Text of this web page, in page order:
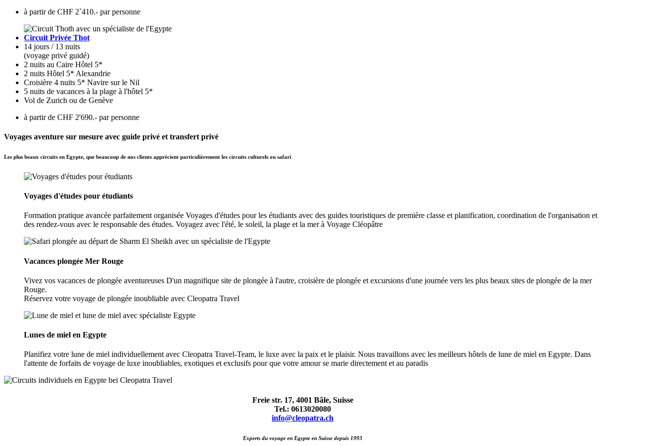
à partir de CHF 2`410.- par personne
Circuit Privée Thot
14 jours / 13 nuits
(voyage privé guidé)
2 nuits au Caire Hôtel 5*
2 nuits Hôtel 5* Alexandrie
Croisière 4 nuits 5* Navire sur le Nil
5 nuits de vacances à la plage à l'hôtel 5*
Vol de Zurich ou de Genève
à partir de CHF 2'690.- par personne
Voyages aventure sur mesure avec guide privé et transfert privé
Les plus beaux circuits en Egypte, que beaucoup de nos clients apprécient particulièrement les circuits culturels ou safari
Voyages d'études pour étudiants
Formation pratique avancée parfaitement organisée Voyages d'études pour les étudiants avec des guides touristiques de première classe et planification, coordination de l'organisation et
des rendez-vous avec le responsable des études. Voyagez avec l'été, le soleil, la plage et la mer à Voyage Cléopâtre
Vacances plongée Mer Rouge
Vivez vos vacances de plongée aventureuses D'un magnifique site de plongée à l'autre, croisière de plongée et excursions d'une journée vers les plus beaux sites de plongée de la mer
Rouge.
Réservez votre voyage de plongée inoubliable avec Cleopatra Travel
Lunes de miel en Egypte
Planifiez votre lune de miel individuellement avec Cleopatra Travel-Team, le luxe avec la paix et le plaisir. Nous travaillons avec les meilleurs hôtels de lune de miel en Egypte. Dans
l'attente de forfaits de voyage de luxe inoubliables, exotiques et exclusifs pour que votre amour se marie directement et au paradis
Freie str. 17, 4001 Bâle, Suisse
Tel.: 0613020080
info@cleopatra.ch
Experts du voyage en Egypte en Suisse depuis 1993